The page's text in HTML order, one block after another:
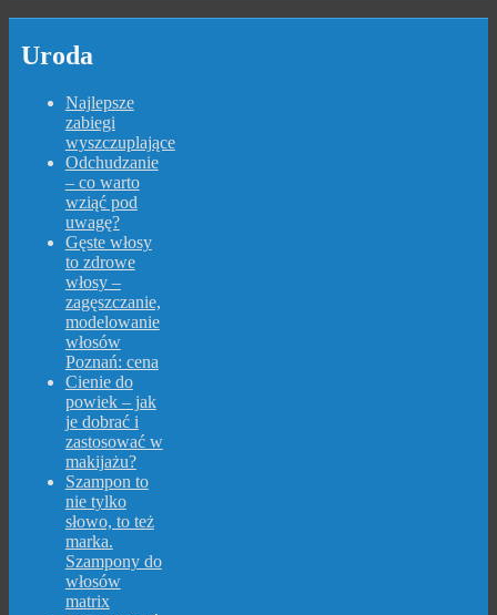
Uroda
Najlepsze
zabiegi
wyszczuplające
Odchudzanie
– co warto
wziąć pod
uwagę?
Gęste włosy
to zdrowe
włosy –
zagęszczanie,
modelowanie
włosów
Poznań: cena
Cienie do
powiek – jak
je dobrać i
zastosować w
makijażu?
Szampon to
nie tylko
słowo, to też
marka.
Szampony do
włosów
matrix